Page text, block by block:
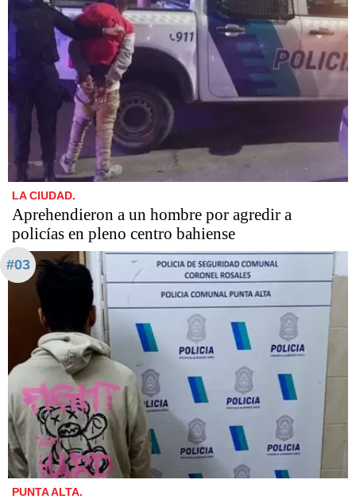
LA CIUDAD.
Aprehendieron a un hombre por agredir a
policías en pleno centro bahiense
#03
PUNTA ALTA.